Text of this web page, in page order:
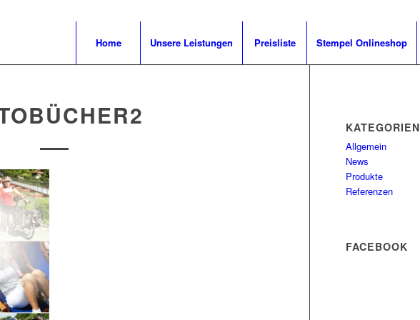
Home Unsere Leistungen Preisliste Stempel Onlineshop
KATEGORIEN
Allgemein
News
Produkte
Referenzen
FACEBOOK